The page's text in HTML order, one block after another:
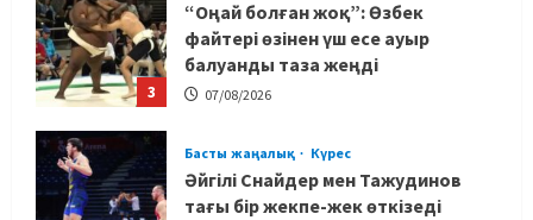
3
“Оңай болған жоқ”: Өзбек
файтері өзінен үш есе ауыр
балуанды таза жеңді
07/08/2026
Басты жаңалық Күрес
Әйгілі Снайдер мен Тажудинов
тағы бір жекпе-жек өткізеді